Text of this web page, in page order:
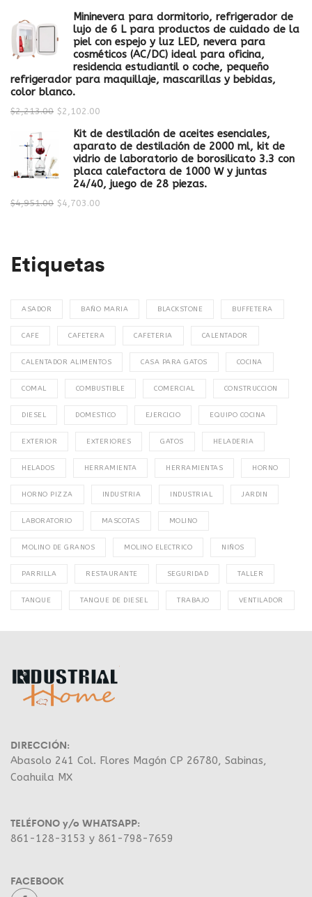
Mininevera para dormitorio, refrigerador de
lujo de 6 L para productos de cuidado de la
piel con espejo y luz LED, nevera para
cosméticos (AC/DC) ideal para oficina,
residencia estudiantil o coche, pequeño
refrigerador para maquillaje, mascarillas y bebidas,
color blanco.
$2,213.00 $2,102.00
Kit de destilación de aceites esenciales,
aparato de destilación de 2000 ml, kit de
vidrio de laboratorio de borosilicato 3.3 con
placa calefactora de 1000 W y juntas
24/40, juego de 28 piezas.
$4,951.00 $4,703.00
Etiquetas
ASADOR BAÑO MARIA BLACKSTONE BUFFETERA
CAFE CAFETERA CAFETERIA CALENTADOR
CALENTADOR ALIMENTOS CASA PARA GATOS COCINA
COMAL COMBUSTIBLE COMERCIAL CONSTRUCCION
DIESEL DOMESTICO EJERCICIO EQUIPO COCINA
EXTERIOR EXTERIORES GATOS HELADERIA
HELADOS HERRAMIENTA HERRAMIENTAS HORNO
HORNO PIZZA INDUSTRIA INDUSTRIAL JARDIN
LABORATORIO MASCOTAS MOLINO
MOLINO DE GRANOS MOLINO ELECTRICO NIÑOS
PARRILLA RESTAURANTE SEGURIDAD TALLER
TANQUE TANQUE DE DIESEL TRABAJO VENTILADOR
DIRECCIÓN:
Abasolo 241 Col. Flores Magón CP 26780, Sabinas,
Coahuila MX
TELÉFONO y/o WHATSAPP:
861-128-3153 y 861-798-7659
FACEBOOK